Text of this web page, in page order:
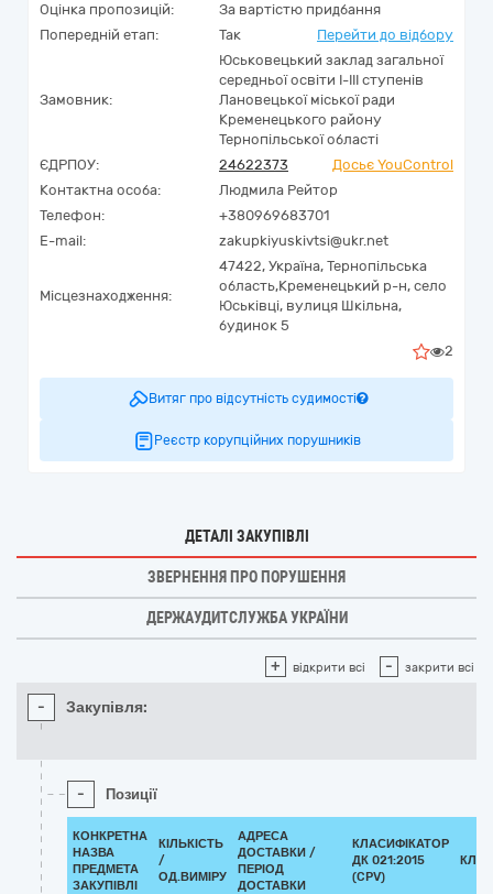
Оцінка пропозицій:
За вартістю придбання
Попередній етап:
Так Перейти до відбору
Замовник:
Юськовецький заклад загальної
середньої освіти І-ІІІ ступенів
Лановецької міської ради
Кременецького району
Тернопільської області
ЄДРПОУ:
24622373
Досьє YouControl
Контактна особа:
Людмила Рейтор
Телефон:
+380969683701
E-mail:
zakupkiyuskivtsi@ukr.net
Місцезнаходження:
47422, Україна, Тернопільська
область,Кременецький р-н, село
Юськівці, вулиця Шкільна,
будинок 5
2
Витяг про відсутність судимості
Реєстр корупційних порушників
ДЕТАЛІ ЗАКУПІВЛІ
ЗВЕРНЕННЯ ПРО ПОРУШЕННЯ
ДЕРЖАУДИТСЛУЖБА УКРАЇНИ
+ відкрити всі - закрити всі
- Закупівля:
- Позиції
КОНКРЕТНА
НАЗВА
ПРЕДМЕТА
ЗАКУПІВЛІ
КІЛЬКІСТЬ
/
ОД.ВИМІРУ
АДРЕСА
ДОСТАВКИ /
ПЕРІОД
ДОСТАВКИ
КЛАСИФІКАТОР
ДК 021:2015
(CPV)